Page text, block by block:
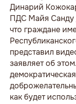
Динарий
ПДС Майя Санду
что граждане
представил
заявляет об
как будет